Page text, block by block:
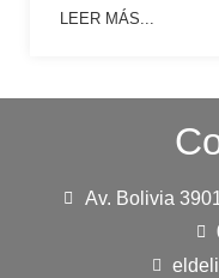
LEER MÁS...
Av. Bolivia